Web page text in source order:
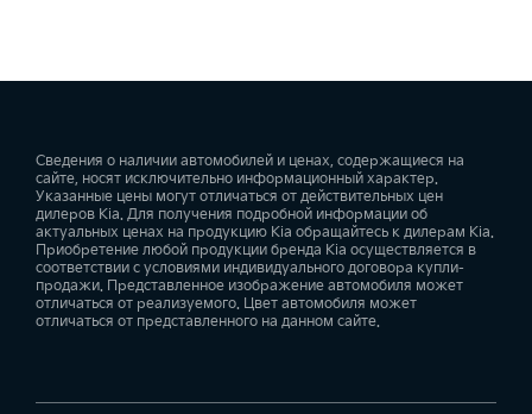
Сведения о наличии автомобилей и ценах, содержащиеся на
сайте, носят исключительно информационный характер.
Указанные цены могут отличаться от действительных цен
дилеров Kia. Для получения подробной информации об
актуальных ценах на продукцию Kia обращайтесь к дилерам Kia.
Приобретение любой продукции бренда Kia осуществляется в
соответствии с условиями индивидуального договора купли-
продажи. Представленное изображение автомобиля может
отличаться от реализуемого. Цвет автомобиля может
отличаться от представленного на данном сайте.